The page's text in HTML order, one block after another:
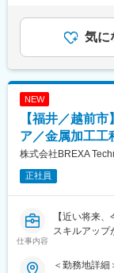
＜キャリアド
同業他社では
いという事も
当社では専任
す。エンジニ
みです。
■月残業20時
当社から配属
く、特別な取
況となってい
変更の範囲：
福井県内の
業務の需要
を募集するこ
技術提供に貢
◇e-Learning
◇適性や希望
◇エンジニア
【業務例】
◇製造ライン
◇既存の加工
◇ロボットア
年目：年収
までも目安
て上下する可
です。
気に
NEW
【福井／越前
ア／金属加工
株式会社BREXA
正社員
仕事内容
【近い将来
スキルアップ
幅を広げたい
＜勤務地詳